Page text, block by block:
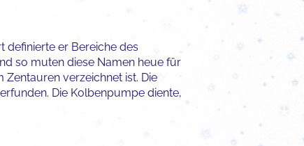
definierte er Bereiche des
so muten diese Namen heue für
verzeichnet ist. Die
Die Kolbenpumpe diente,